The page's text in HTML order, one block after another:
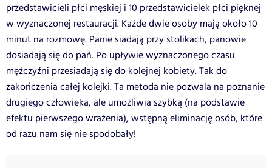
przedstawicieli płci męskiej i 10 przedstawicielek płci pięknej
w wyznaczonej restauracji. Każde dwie osoby mają około 10
minut na rozmowę. Panie siadają przy stolikach, panowie
dosiadają się do pań. Po upływie wyznaczonego czasu
mężczyźni przesiadają się do kolejnej kobiety. Tak do
zakończenia całej kolejki. Ta metoda nie pozwala na poznanie
drugiego człowieka, ale umożliwia szybką (na podstawie
efektu pierwszego wrażenia), wstępną eliminację osób, które
od razu nam się nie spodobały!